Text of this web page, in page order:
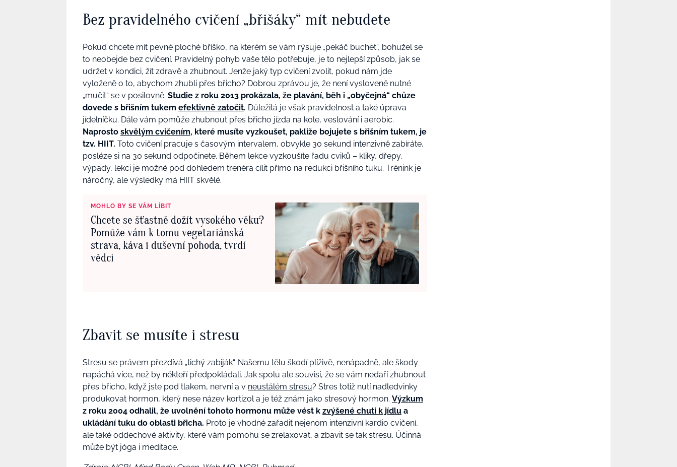
Bez pravidelného cvičení „břišáky“ mít nebudete
Pokud chcete mít pevné ploché bříško, na kterém se vám rýsuje „pekáč buchet“, bohužel se
to neobejde bez cvičení. Pravidelný pohyb vaše tělo potřebuje, je to nejlepší způsob, jak se
udržet v kondici, žít zdravě a zhubnout. Jenže jaký typ cvičení zvolit, pokud nám jde
vyloženě o to, abychom zhubli přes břicho? Dobrou zprávou je, že není vysloveně nutné
„mučit“ se v posilovně. Studie z roku 2013 prokázala, že plavání, běh i „obyčejná“ chůze
dovede s břišním tukem efektivně zatočit. Důležitá je však pravidelnost a také úprava
jídelníčku. Dále vám pomůže zhubnout přes břicho jízda na kole, veslování i aerobic.
Naprosto skvělým cvičením, které musíte vyzkoušet, pakliže bojujete s břišním tukem, je
tzv. HIIT. Toto cvičení pracuje s časovým intervalem, obvykle 30 sekund intenzivně zabíráte,
posléze si na 30 sekund odpočinete. Během lekce vyzkoušíte řadu cviků – kliky, dřepy,
výpady, lekci je možné pod dohledem trenéra cílit přímo na redukci břišního tuku. Trénink je
náročný, ale výsledky má HIIT skvělé.
MOHLO BY SE VÁM LÍBIT
Chcete se šťastně dožít vysokého věku?
Pomůže vám k tomu vegetariánská
strava, káva i duševní pohoda, tvrdí
vědci
Zbavit se musíte i stresu
Stresu se právem přezdívá „tichý zabiják“. Našemu tělu škodí plíživě, nenápadně, ale škody
napáchá více, než by někteří předpokládali. Jak spolu ale souvisí, že se vám nedaří zhubnout
přes břicho, když jste pod tlakem, nervní a v neustálém stresu? Stres totiž nutí nadledvinky
produkovat hormon, který nese název kortizol a je též znám jako stresový hormon. Výzkum
z roku 2004 odhalil, že uvolnění tohoto hormonu může vést k zvýšené chuti k jídlu a
ukládání tuku do oblasti břicha. Proto je vhodné zařadit nejenom intenzivní kardio cvičení,
ale také oddechové aktivity, které vám pomohu se zrelaxovat, a zbavit se tak stresu. Účinná
může být jóga i meditace.